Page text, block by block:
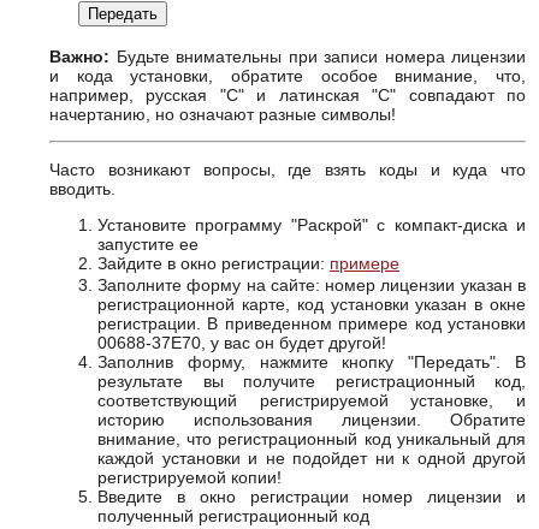
Важно: Будьте внимательны при записи номера лицензии
и кода установки, обратите особое внимание, что,
например, русская "С" и латинская "C" совпадают по
начертанию, но означают разные символы!
Часто возникают вопросы, где взять коды и куда что
вводить.
Установите программу "Раскрой" с компакт-диска и
запустите ее
Зайдите в окно регистрации: примере
Заполните форму на сайте: номер лицензии указан в
регистрационной карте, код установки указан в окне
регистрации. В приведенном примере код установки
00688-37E70, у вас он будет другой!
Заполнив форму, нажмите кнопку "Передать". В
результате вы получите регистрационный код,
соответствующий регистрируемой установке, и
историю использования лицензии. Обратите
внимание, что регистрационный код уникальный для
каждой установки и не подойдет ни к одной другой
регистрируемой копии!
Введите в окно регистрации номер лицензии и
полученный регистрационный код